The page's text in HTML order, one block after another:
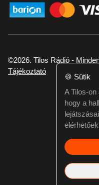
©2026. Tilos Rádió -
Tájékoztató
Ha
🍪 Sütik
A Tilos-on
hogy a